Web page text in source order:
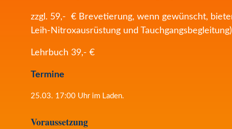
zzgl. 59,- € Brevetierung, wenn gewünscht,
Leih-Nitroxausrüstung und Tauchgangsbegleitung)
Lehrbuch 39,- €
Termine
25.03. 17:00 Uhr im Laden.
Voraussetzung